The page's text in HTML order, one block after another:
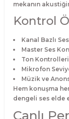
mekanın
Kontrol
Kanal Bazlı
Master Ses
Ton Kontrolleri
Mikrofon
Müzik ve
Hem konuşma
dengeli ses elde
Canlı